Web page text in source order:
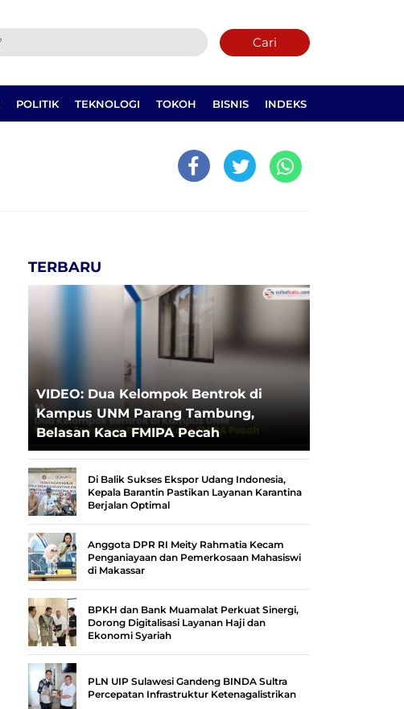
Cari
POLITIK TEKNOLOGI TOKOH BISNIS INDEKS
TERBARU
VIDEO: Dua Kelompok Bentrok di
Kampus UNM Parang Tambung,
Belasan Kaca FMIPA Pecah
Di Balik Sukses Ekspor Udang Indonesia,
Kepala Barantin Pastikan Layanan Karantina
Berjalan Optimal
Anggota DPR RI Meity Rahmatia Kecam
Penganiayaan dan Pemerkosaan Mahasiswi
di Makassar
BPKH dan Bank Muamalat Perkuat Sinergi,
Dorong Digitalisasi Layanan Haji dan
Ekonomi Syariah
PLN UIP Sulawesi Gandeng BINDA Sultra
Percepatan Infrastruktur Ketenagalistrikan